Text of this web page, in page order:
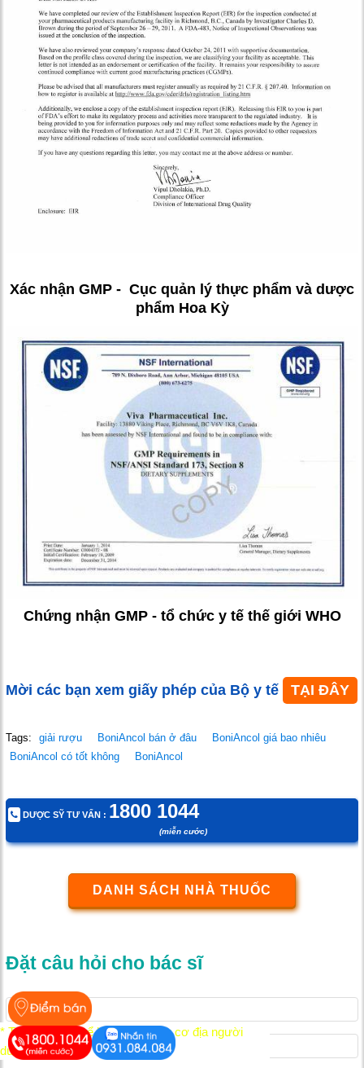
Xác nhận GMP - Cục quản lý thực phẩm và dược
phẩm Hoa Kỳ
Chứng nhận GMP - tổ chức y tế thế giới WHO
Mời các bạn xem giấy phép của Bộ y tế TẠI ĐÂY
Tags: giải rượu BoniAncol bán ở đâu
BoniAncol giá bao nhiêu
BoniAncol có tốt không
BoniAncol
DƯỢC SỸ TƯ VẤN : 1800 1044
(miễn cước)
DANH SÁCH NHÀ THUỐC
Đặt câu hỏi cho bác sĩ
* Tác dụng có thể khác nhau tùy cơ địa người
dùng